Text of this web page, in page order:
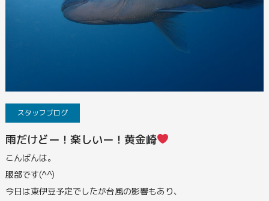
スタッフブログ
雨だけどー！楽しいー！黄金崎
こんばんは。
服部です(^^)
今日は東伊豆予定でしたが台風の影響もあり、